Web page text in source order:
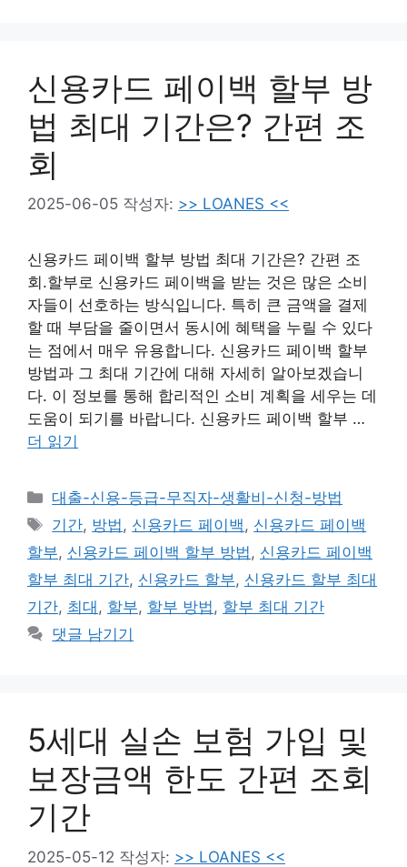
신용카드 페이백 할부 방
법 최대 기간은? 간편 조
회
2025-06-05 작성자: >> LOANES <<
신용카드 페이백 할부 방법 최대 기간은? 간편 조
회.할부로 신용카드 페이백을 받는 것은 많은 소비
자들이 선호하는 방식입니다. 특히 큰 금액을 결제
할 때 부담을 줄이면서 동시에 혜택을 누릴 수 있다
는 점에서 매우 유용합니다. 신용카드 페이백 할부
방법과 그 최대 기간에 대해 자세히 알아보겠습니
다. 이 정보를 통해 합리적인 소비 계획을 세우는 데
도움이 되기를 바랍니다. 신용카드 페이백 할부 …
더 읽기
카
테
리
대출-신용-등급-무직자-생활비-신청-방법
태
그
기간, 방법, 신용카드 페이백, 신용카드 페이백
할부, 신용카드 페이백 할부 방법, 신용카드 페이백
할부 최대 기간, 신용카드 할부, 신용카드 할부 최대
기간, 최대 , 할부, 할부 방법, 할부 최대 기간
댓글 남기기
5세대 실손 보험 가입 및
보장금액 한도 간편 조회
기간
2025-05-12 작성자: >> LOANES <<